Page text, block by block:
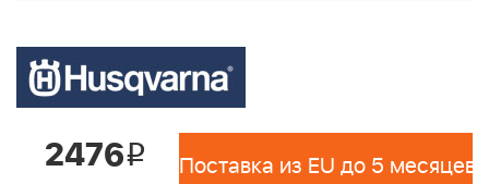
2476i Поставка из EU до 5 месяцев